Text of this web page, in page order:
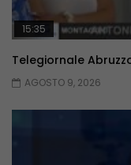
15:35
Telegiornale
AGOSTO 9, 2026